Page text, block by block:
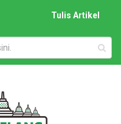
Tulis Artikel